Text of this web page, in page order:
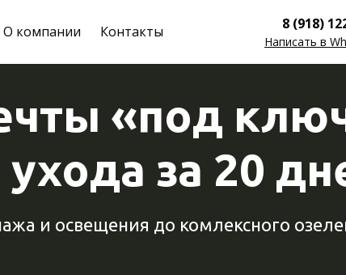
О компании Контакты 8 (918)
Написать в
«под
за 20
и освещения до комлексного